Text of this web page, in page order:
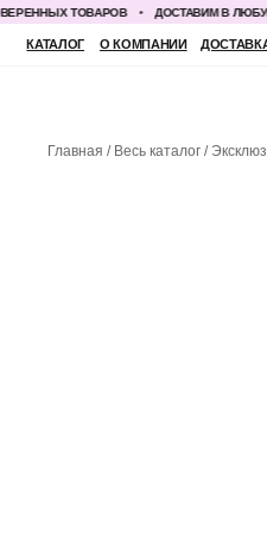
ТОВАРОВ ДОСТАВИМ В ЛЮБУЮ
КАТАЛОГ О КОМПАНИИ ДОСТАВКА И
Главная Весь каталог